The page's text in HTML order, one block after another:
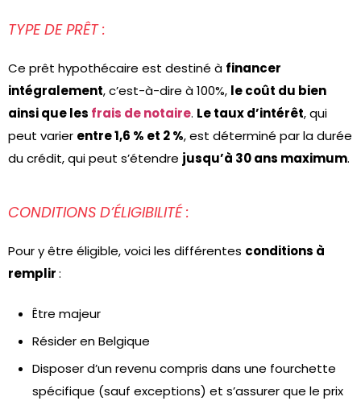
TYPE DE PRÊT :
Ce prêt hypothécaire est destiné à financer
intégralement, c’est-à-dire à 100%, le coût du bien
ainsi que les frais de notaire. Le taux d’intérêt, qui
peut varier entre 1,6 % et 2 %, est déterminé par la durée
du crédit, qui peut s’étendre jusqu’à 30 ans maximum.
CONDITIONS D’ÉLIGIBILITÉ :
Pour y être éligible, voici les différentes conditions à
remplir:
Être majeur
Résider en Belgique
Disposer d’un revenu compris dans une fourchette
spécifique (sauf exceptions) et s’assurer que le prix